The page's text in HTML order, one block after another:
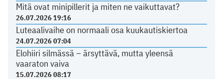
Mitä ovat minipillerit ja miten ne vaikuttavat?
26.07.2026 19:16
Luteaalivaihe on normaali osa kuukautiskiertoa
24.07.2026 07:04
Elohiiri silmässä – ärsyttävä, mutta yleensä
vaaraton vaiva
15.07.2026 08:17